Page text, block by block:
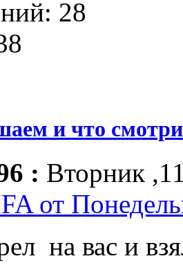
28
и что
: Вторник
от
на вас и